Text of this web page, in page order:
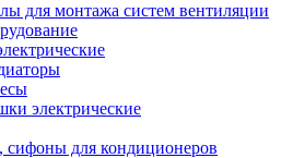
для монтажа систем вентиляции
электрические
для кондиционеров